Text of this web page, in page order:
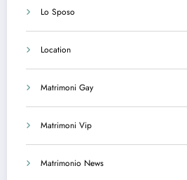
Lo Sposo
Location
Matrimoni Gay
Matrimoni Vip
Matrimonio News